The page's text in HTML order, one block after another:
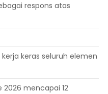
respons atas
keras seluruh elemen
2026 mencapai 12